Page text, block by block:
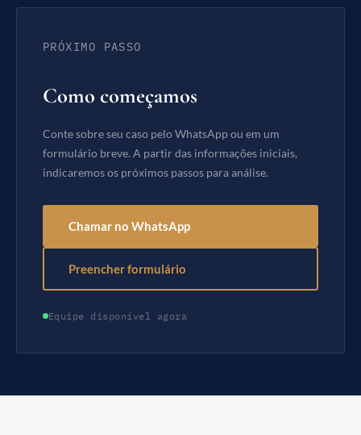
PRÓXIMO PASSO
Como começamos
Conte sobre seu caso pelo WhatsApp ou em um
formulário breve. A partir das informações iniciais,
indicaremos os próximos passos para análise.
Chamar no WhatsApp
Preencher formulário
Equipe disponível agora